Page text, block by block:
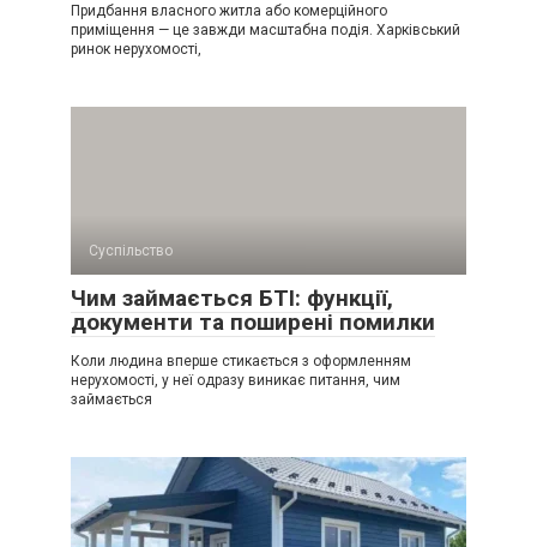
Придбання власного житла або комерційного
приміщення — це завжди масштабна подія. Харківський
ринок нерухомості,
Суспільство
Чим займається БТІ: функції,
документи та поширені помилки
Коли людина вперше стикається з оформленням
нерухомості, у неї одразу виникає питання, чим
займається